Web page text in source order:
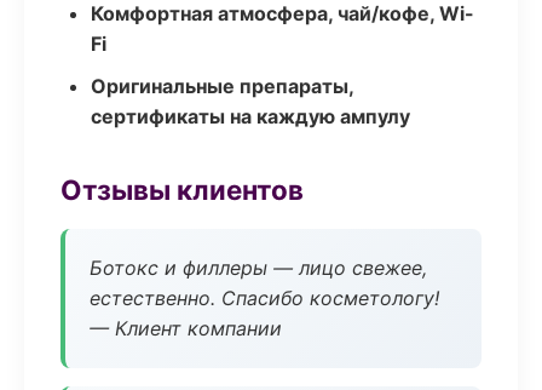
Комфортная атмосфера, чай/кофе, Wi-
Fi
Оригинальные препараты,
сертификаты на каждую ампулу
Отзывы клиентов
Ботокс и филлеры — лицо свежее,
естественно. Спасибо косметологу!
— Клиент компании